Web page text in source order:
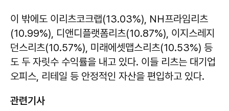
이 밖에도 이리츠코크랩(13.03%), NH프라임리츠
(10.99%), 디앤디플랫폼리츠(10.87%), 이지스레지
던스리츠(10.57%), 미래에셋맵스리츠(10.53%) 등
도 두 자릿수 수익률을 내고 있다. 이들 리츠는 대기업
오피스, 리테일 등 안정적인 자산을 편입하고 있다.
관련기사